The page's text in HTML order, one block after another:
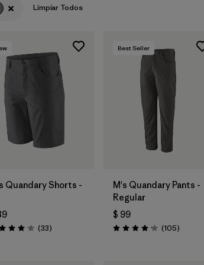
Limpiar Todos
Quandary Shorts -
4.0 / 5
(33Comentarios
)
Best Seller
M's Quandary Pants -
Regular
$ 99
Valoración: 4.2 / 5
(105)